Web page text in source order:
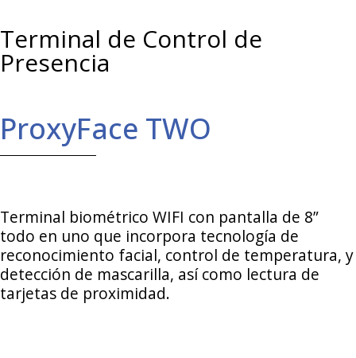
Terminal de Control de
Presencia
ProxyFace TWO
Terminal biométrico WIFI con pantalla de 8”
todo en uno que incorpora tecnología de
reconocimiento facial, control de temperatura, y
detección de mascarilla, así como lectura de
tarjetas de proximidad.